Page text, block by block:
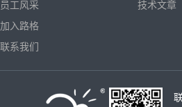
员工风采
加入路格
联系我们
技术文章